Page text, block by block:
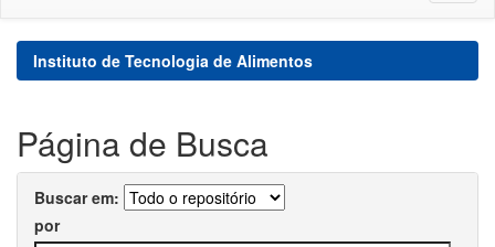
Instituto de Tecnologia de Alimentos
Página de Busca
Buscar em:
por